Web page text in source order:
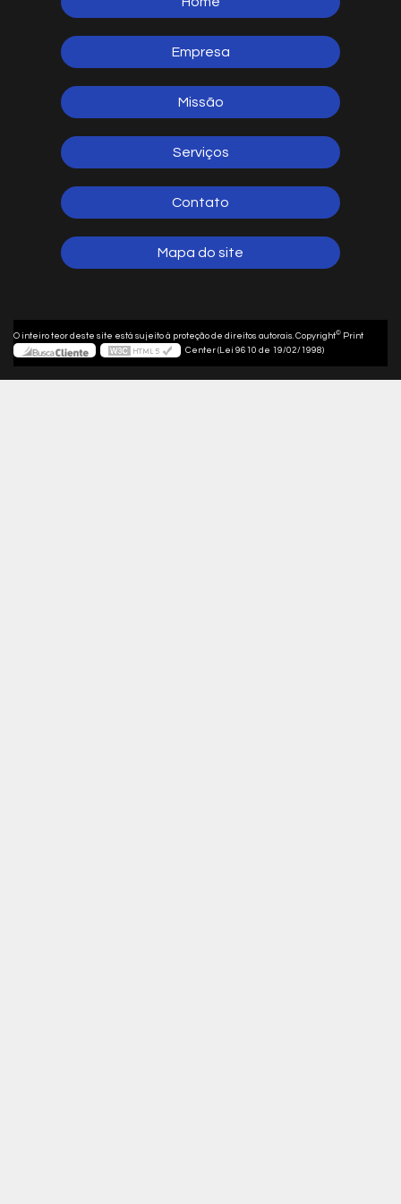
5641-1254
Empresa
Missão
Serviços
Contato
Mapa do site
O inteiro teor deste site está sujeito à proteção de direitos autorais. Copyright© Print
Center (Lei 9610 de 19/02/1998)